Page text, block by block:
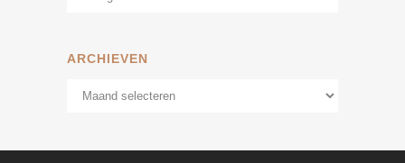
ARCHIEVEN
Archieven